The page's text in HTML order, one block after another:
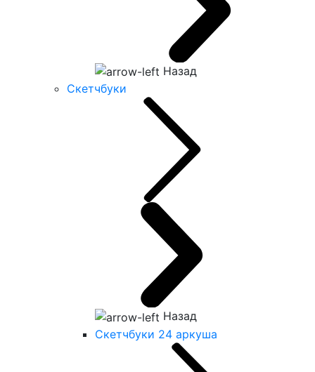
Назад
Скетчбуки
Назад
Скетчбуки 24 аркуша